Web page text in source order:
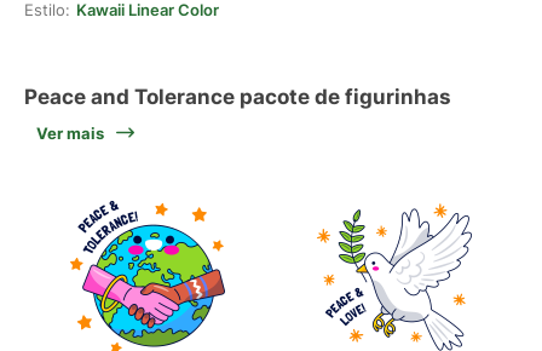
Estilo: Kawaii Linear Color
Peace and Tolerance pacote de figurinhas
Ver mais